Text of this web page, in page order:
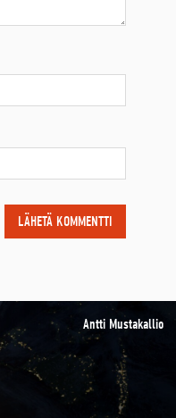
Antti Mustakallio